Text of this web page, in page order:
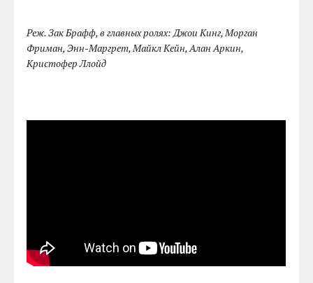
Реж. Зак Брафф, в главных ролях: Джои Кинг, Морган
Фриман, Энн-Маргрет, Майкл Кейн, Алан Аркин,
Кристофер Ллойд